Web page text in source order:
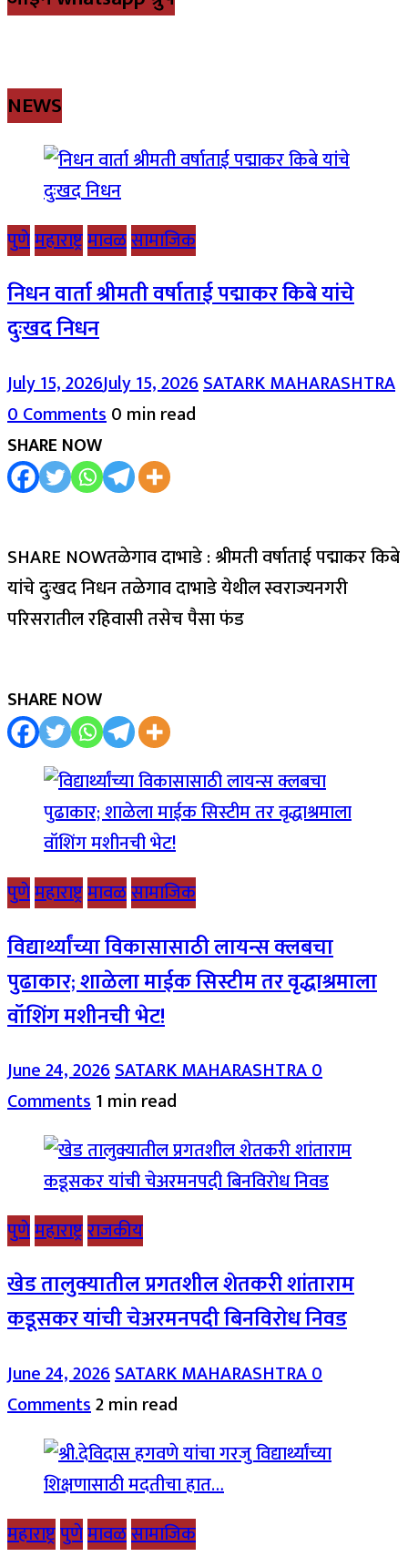
NEWS
पुणेमहाराष्ट्रमावळसामाजिक
निधन वार्ता श्रीमती वर्षाताई पद्माकर किबे यांचे
दुःखद निधन
July 15, 2026July 15, 2026SATARK MAHARASHTRA
0 Comments0 min read
SHARE NOW
SHARE NOWतळेगाव दाभाडे : श्रीमती वर्षाताई पद्माकर किबे
यांचे दुःखद निधन तळेगाव दाभाडे येथील स्वराज्यनगरी
परिसरातील रहिवासी तसेच पैसा फंड
SHARE NOW
पुणेमहाराष्ट्रमावळसामाजिक
विद्यार्थ्यांच्या विकासासाठी लायन्स क्लबचा
पुढाकार; शाळेला माईक सिस्टीम तर वृद्धाश्रमाला
वॉशिंग मशीनची भेट!
June 24, 2026SATARK MAHARASHTRA0
Comments1 min read
पुणेमहाराष्ट्रराजकीय
खेड तालुक्यातील प्रगतशील शेतकरी शांताराम
कडूसकर यांची चेअरमनपदी बिनविरोध निवड
June 24, 2026SATARK MAHARASHTRA0
Comments2 min read
महाराष्ट्रपुणेमावळसामाजिक